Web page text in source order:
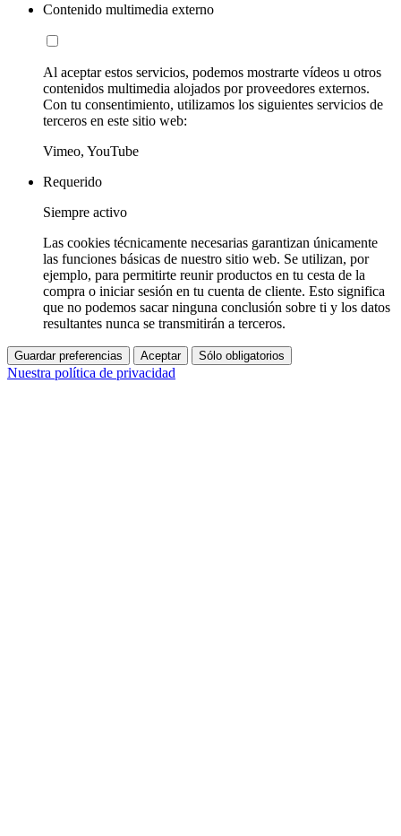
Contenido multimedia externo
Al aceptar estos servicios, podemos mostrarte vídeos u otros
contenidos multimedia alojados por proveedores externos.
Con tu consentimiento, utilizamos los siguientes servicios de
terceros en este sitio web:
Vimeo, YouTube
Requerido
Siempre activo
Las cookies técnicamente necesarias garantizan únicamente
las funciones básicas de nuestro sitio web. Se utilizan, por
ejemplo, para permitirte reunir productos en tu cesta de la
compra o iniciar sesión en tu cuenta de cliente. Esto significa
que no podemos sacar ninguna conclusión sobre ti y los datos
resultantes nunca se transmitirán a terceros.
Guardar preferencias Aceptar Sólo obligatorios
Nuestra política de privacidad